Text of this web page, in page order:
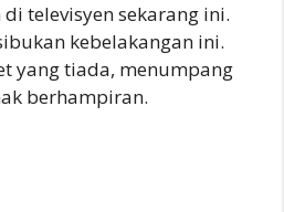
televisyen sekarang ini.
kebelakangan ini.
yang tiada, menumpang
berhampiran.